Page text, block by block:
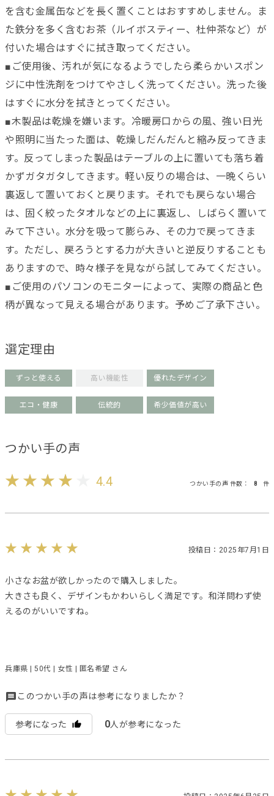
を含む金属缶などを長く置くことはおすすめしません。ま
た鉄分を多く含むお茶（ルイボスティー、杜仲茶など）が
付いた場合はすぐに拭き取ってください。
■ご使用後、汚れが気になるようでしたら柔らかいスポン
ジに中性洗剤をつけてやさしく洗ってください。洗った後
はすぐに水分を拭きとってください。
■木製品は乾燥を嫌います。冷暖房口からの風、強い日光
や照明に当たった面は、乾燥しだんだんと縮み反ってきま
す。反ってしまった製品はテーブルの上に置いても落ち着
かずガタガタしてきます。軽い反りの場合は、一晩くらい
裏返して置いておくと戻ります。それでも戻らない場合
は、固く絞ったタオルなどの上に裏返し、しばらく置いて
みて下さい。水分を吸って膨らみ、その力で戻ってきま
す。ただし、戻ろうとする力が大きいと逆反りすることも
ありますので、時々様子を見ながら試してみてください。
■ご使用のパソコンのモニターによって、実際の商品と色
柄が異なって見える場合があります。予めご了承下さい。
選定理由
ずっと使える 高い機能性 優れたデザイン
エコ・健康 伝統的 希少価値が高い
つかい手の声
4.4 つかい手の声 件数： 8 件
投稿日：2025年7月1日
小さなお盆が欲しかったので購入しました。
大きさも良く、デザインもかわいらしく満足です。和洋問わず使
えるのがいいですね。
兵庫県 | 50代 | 女性 | 匿名希望 さん
このつかい手の声は参考になりましたか？
参考になった 0人が参考になった